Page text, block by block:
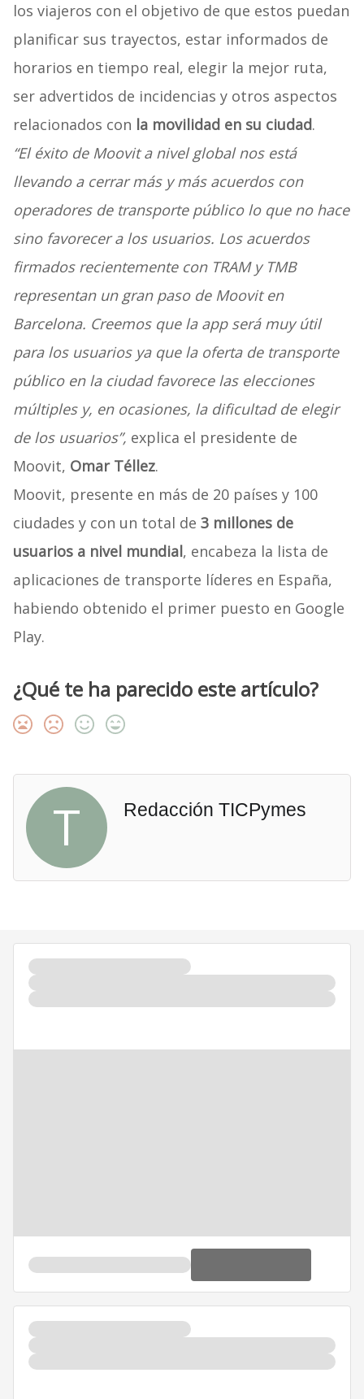
los viajeros con el objetivo de que estos puedan
planificar sus trayectos, estar informados de
horarios en tiempo real, elegir la mejor ruta,
ser advertidos de incidencias y otros aspectos
relacionados con la movilidad en su ciudad.
“El éxito de Moovit a nivel global nos está
llevando a cerrar más y más acuerdos con
operadores de transporte público lo que no hace
sino favorecer a los usuarios. Los acuerdos
firmados recientemente con TRAM y TMB
representan un gran paso de Moovit en
Barcelona. Creemos que la app será muy útil
para los usuarios ya que la oferta de transporte
público en la ciudad favorece las elecciones
múltiples y, en ocasiones, la dificultad de elegir
de los usuarios”, explica el presidente de
Moovit, Omar Téllez.
Moovit, presente en más de 20 países y 100
ciudades y con un total de 3 millones de
usuarios a nivel mundial, encabeza la lista de
aplicaciones de transporte líderes en España,
habiendo obtenido el primer puesto en Google
Play.
¿Qué te ha parecido este artículo?
T Redacción TICPymes